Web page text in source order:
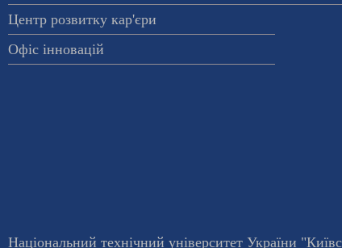
Центр розвитку кар'єри
Офіс інновацій
Національний технічний університет України